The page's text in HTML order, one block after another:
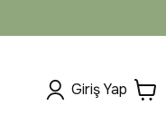
Giriş Yap